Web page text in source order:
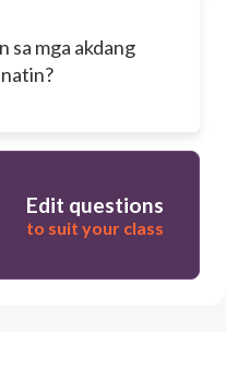
sa mga akdang
Edit questions
to suit your class